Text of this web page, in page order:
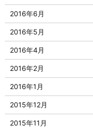
2016年6月
2016年5月
2016年4月
2016年2月
2016年1月
2015年12月
2015年11月